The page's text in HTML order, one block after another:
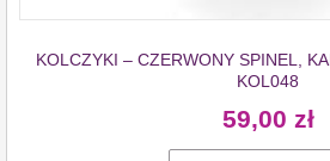
KOLCZYKI – CZERWONY SPINEL,
KOL048
59,00 zł